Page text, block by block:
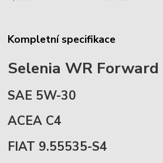
Kompletní specifikace
Selenia WR
SAE 5W-30
ACEA C4
FIAT 9.55535-S4